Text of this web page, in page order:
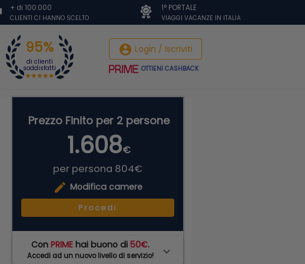
+ di 100.000
CLIENTI CI HANNO SCELTO
1° PORTALE
VIAGGI VACANZE IN ITALIA
account_circle Login / Iscriviti
OTTIENI CASHBACK
95%
di clienti
soddisfatti
Prezzo Finito per 2 persone
1.608€
per persona 804€
edit Modifica camere
Procedi
ConPRIME hai buono di50€.
Accedi ad un nuovo livello di servizio!